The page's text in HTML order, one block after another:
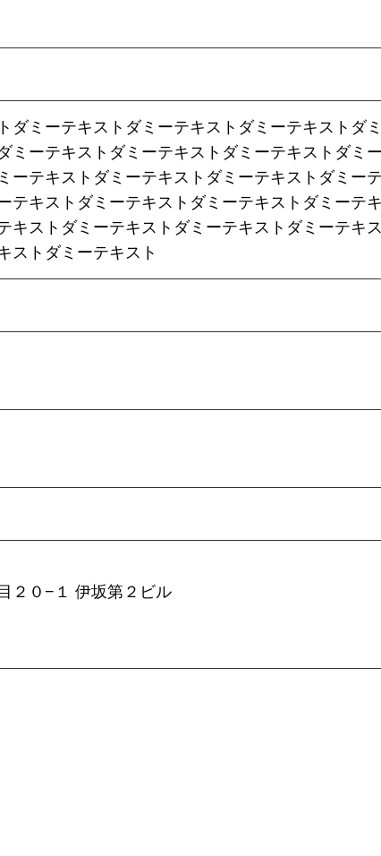
ダミーテキストダミーテキストダミーテキストダ
ミーテキストダミーテキストダミーテキストダミ
ーテキストダミーテキストダミーテキストダミー
テキストダミーテキストダミーテキストダミーテ
キストダミーテキストダミーテキストダミーテキ
ストダミーテキスト
２０−１ 伊坂第２ビル